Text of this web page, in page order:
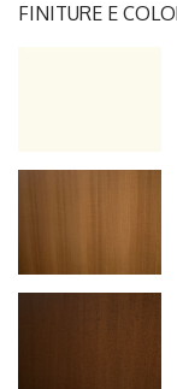
FINITURE E